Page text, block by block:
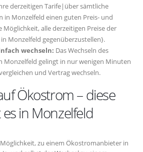
derzeitigen Tarife|über sämtliche
in Monzelfeld einen guten Preis- und
alle derzeitigen Preise der
Monzelfeld gegenüberzustellen}.
wechseln: Das Wechseln des
Monzelfeld gelingt in nur wenigen Minuten
und Vertrag wechseln.
Ökostrom – diese
in Monzelfeld
zu einem Ökostromanbieter in